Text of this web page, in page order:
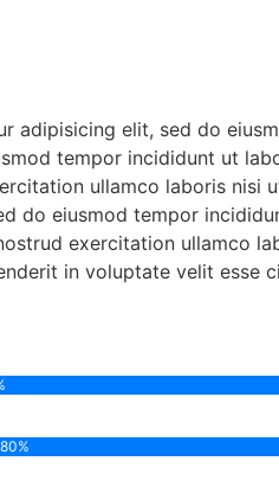
adipisicing elit, sed do
tempor incididunt ut
ullamco laboris nisi
do eiusmod tempor
exercitation ullamco
in voluptate velit esse
80%